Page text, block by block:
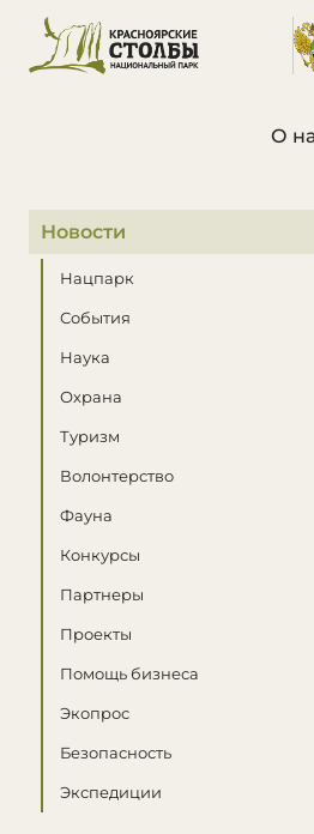
О
В этом разделе
Новости
Нацпарк
События
Наука
Охрана
Туризм
Волонтерство
Фауна
Конкурсы
Партнеры
Проекты
Помощь бизнеса
Экопрос
Безопасность
Экспедиции